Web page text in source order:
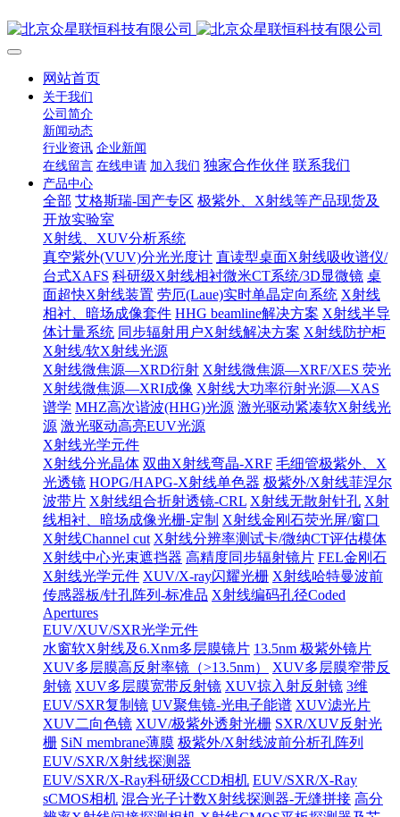
网站首页
关于我们
公司简介
新闻动态
行业资讯 企业新闻
在线留言 在线申请 加入我们 独家合作伙伴 联系我们
产品中心
全部 艾格斯瑞-国产专区 极紫外、X射线等产品现货及
开放实验室
X射线、XUV分析系统
真空紫外(VUV)分光光度计 直读型桌面X射线吸收谱仪/
台式XAFS 科研级X射线相衬微米CT系统/3D显微镜 桌
面超快X射线装置 劳厄(Laue)实时单晶定向系统 X射线
相衬、暗场成像套件 HHG beamline解决方案 X射线半导
体计量系统 同步辐射用户X射线解决方案 X射线防护柜
X射线/软X射线光源
X射线微焦源—XRD衍射 X射线微焦源—XRF/XES 荧光
X射线微焦源—XRI成像 X射线大功率衍射光源—XAS
谱学 MHZ高次谐波(HHG)光源 激光驱动紧凑软X射线光
源 激光驱动高亮EUV光源
X射线光学元件
X射线分光晶体 双曲X射线弯晶-XRF 毛细管极紫外、X
光透镜 HOPG/HAPG-X射线单色器 极紫外/X射线菲涅尔
波带片 X射线组合折射透镜-CRL X射线无散射针孔 X射
线相衬、暗场成像光栅-定制 X射线金刚石荧光屏/窗口
X射线Channel cut X射线分辨率测试卡/微纳CT评估模体
X射线中心光束遮挡器 高精度同步辐射镜片 FEL金刚石
X射线光学元件 XUV/X-ray闪耀光栅 X射线哈特曼波前
传感器板/针孔阵列-标准品 X射线编码孔径Coded
Apertures
EUV/XUV/SXR光学元件
水窗软X射线及6.Xnm多层膜镜片 13.5nm 极紫外镜片
XUV多层膜高反射率镜（>13.5nm）
XUV多层膜窄带反
射镜 XUV多层膜宽带反射镜 XUV掠入射反射镜 3维
EUV/SXR复制镜 UV聚焦镜-光电子能谱 XUV滤光片
XUV二向色镜 XUV/极紫外透射光栅 SXR/XUV反射光
栅 SiN membrane薄膜 极紫外/X射线波前分析孔阵列
EUV/SXR/X射线探测器
EUV/SXR/X-Ray科研级CCD相机 EUV/SXR/X-Ray
sCMOS相机 混合光子计数X射线探测器-无缝拼接 高分